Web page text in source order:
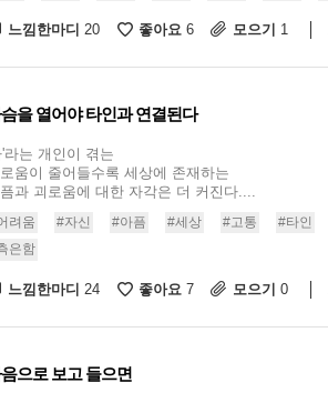
느낌한마디 20 좋아요 6 모으기 1
을 열어야 타인과 연결된다
라는 개인이 겪는
움이 줄어들수록 세상에 존재하는
과 괴로움에 대한 자각은 더 커진다....
려움 #자신 #아픔 #세상 #고통 #타인
은함
느낌한마디 24 좋아요 7 모으기 0
으로 보고 들으면